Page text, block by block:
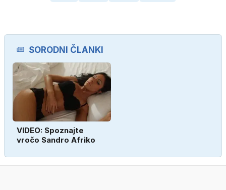
SORODNI ČLANKI
VIDEO: Spoznajte
vročo Sandro Afriko